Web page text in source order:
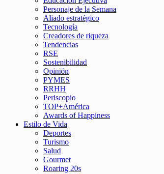
Personaje de la Semana
Aliado estratégico
Tecnología
Creadores de riqueza
Tendencias
RSE
Sostenibilidad
Opinión
PYMES
RRHH
Periscopio
TOP+América
Awards of Happiness
Estilo de Vida
Deportes
Turismo
Salud
Gourmet
Roaring 20s